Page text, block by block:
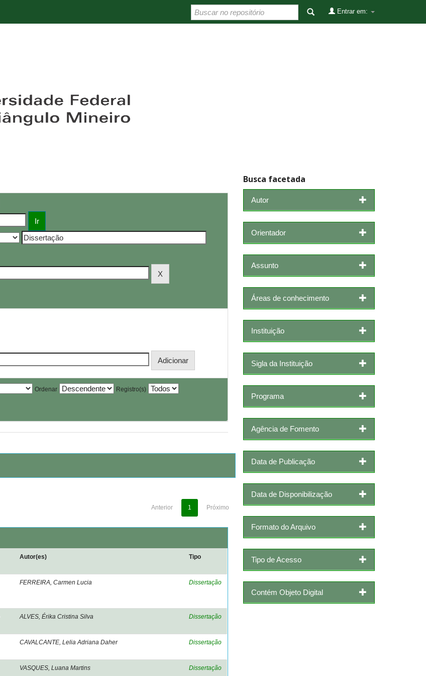
Entrar em:
Ordenar Registro(s)
Anterior 1 Próximo
Autor(es) Tipo
FERREIRA, Carmen Lucia Dissertação
ALVES, Érika Cristina Silva Dissertação
CAVALCANTE, Lelia Adriana Daher Dissertação
VASQUES, Luana Martins Dissertação
Busca facetada
Autor
Orientador
Assunto
Áreas de conhecimento
Instituição
Sigla da Instituição
Programa
Agência de Fomento
Data de Publicação
Data de Disponibilização
Formato do Arquivo
Tipo de Acesso
Contém Objeto Digital